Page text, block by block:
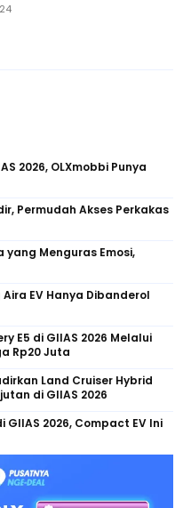
2026, OLXmobbi Punya
Permudah Akses Perkakas
yang Menguras Emosi,
EV Hanya Dibanderol
E5 di GIIAS 2026 Melalui
Rp20 Juta
Land Cruiser Hybrid
di GIIAS 2026
GIIAS 2026, Compact EV Ini